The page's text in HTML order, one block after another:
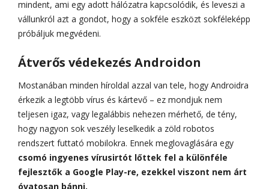
mindent, ami egy adott hálózatra kapcsolódik, és leveszi a
vállunkról azt a gondot, hogy a sokféle eszközt sokféleképp
próbáljuk megvédeni.
Átverős védekezés Androidon
Mostanában minden híroldal azzal van tele, hogy Androidra
érkezik a legtöbb vírus és kártevő – ez mondjuk nem
teljesen igaz, vagy legalábbis nehezen mérhető, de tény,
hogy nagyon sok veszély leselkedik a zöld robotos
rendszert futtató mobilokra. Ennek meglovaglására egy
csomó ingyenes vírusirtót lőttek fel a különféle
fejlesztők a Google Play-re, ezekkel viszont nem árt
óvatosan bánni.